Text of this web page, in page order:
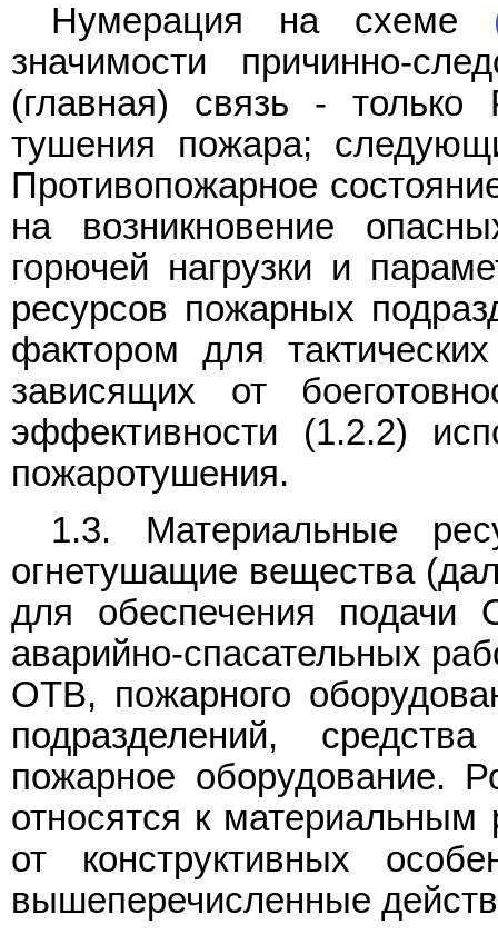
Нумерация на схеме
значимости причинно-
(главная) связь - только
тушения пожара;
Противопожарное
на возникновение
горючей нагрузки и
ресурсов пожарных
фактором для
зависящих от
эффективности (1.2.2)
пожаротушения.
1.3. Материальные
огнетушащие вещества
для обеспечения подачи
аварийно-спасательных
ОТВ, пожарного
подразделений,
пожарное оборудование.
относятся к материальным
от конструктивных
вышеперечисленные